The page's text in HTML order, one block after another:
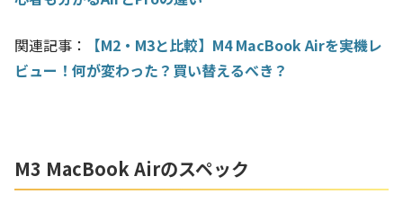
関連記事：
【M2・M3と比較】M4 MacBook Airを実機レ
ビュー！何が変わった？買い替えるべき？
M3 MacBook Airのスペック